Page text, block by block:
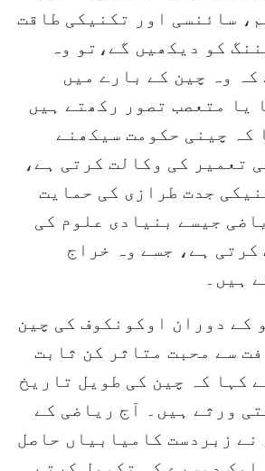
سائنسی اور تکنیکی طاقت
کو دیکھیں گے،تو وہ
کہ وہ چین کے بارے میں
یا متعصب تصور رکھتے ہیں
کہ چینی حکومت سیکھنے
تعمیر کی وکالت کرتی ہے،
جدت طرازی کی حمایت
جیسے بنیادی علوم کی
کرتی ہے، جسے وہ خراج
ہیں۔
کے دوران اوکونکوف کی چین
سے محبت متاثر کن ثابت
کہا کہ چین کی طویل تاریخ
ورثے ہیں۔ آج ریاضی کے
نے زبردست کامیابیاں حاصل